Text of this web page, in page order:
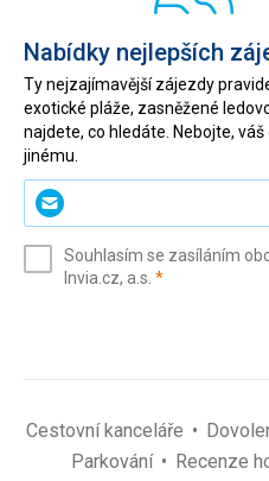
Nabídky nejlepších
Ty nejzajímavější zájezdy
exotické pláže, zasněžené
najdete, co hledáte. Nebojte,
jinému.
Zadejte
svůj
(povinné)
Souhlasím se zasíláním
Invia.cz, a.s. *(povinné)
Cestovní kanceláře
Parkování
Recenze